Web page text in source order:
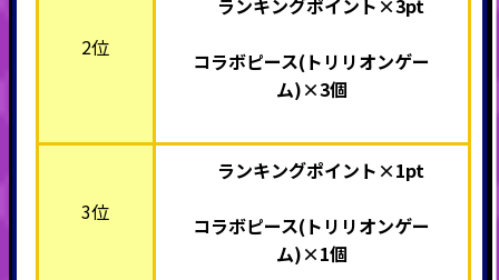
2位
コラボピース(トリリオンゲー
ム)×3個
3位
ランキングポイント×1pt
コラボピース(トリリオンゲー
ム)×1個